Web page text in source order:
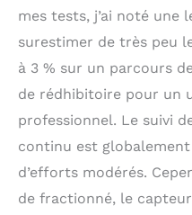
mes tests, j’ai noté une
surestimer de très peu
à 3 % sur un parcours
de rédhibitoire pour un
professionnel. Le suivi
continu est
d’efforts modérés.
de fractionné, le